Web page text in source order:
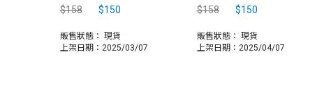
$158 $150
販售狀態： 現貨
上架日期：2025/03/07
$158 $150
販售狀態： 現貨
上架日期：2025/04/07